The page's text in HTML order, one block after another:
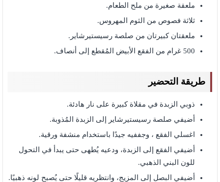
ملعقة صغيرة من ملح الطعام.
ثلاثة فصوص من الثوم المهروس.
ملعقتان كبيرتان من صلصة رسيستيرشاير.
500 غرام من الفقع الأبيض المُقطع إلى أنصاف.
طريقة التحضير
ذوبي الزبدة في مقلاة كبيرة على نار هادئة.
أضيفي صلصة رسيستيرشاير إلى الزبدة المُذوبة.
اغسلي الفقع ، وجففيه جيدًا باستخدام منشفة ورقية.
أضيفي الفقع إلى الزبدة، ودعيه يُطهى حتى يبدأ في التحول
للون البني الذهبي.
أضيفي البصل إلى المزيج، وانتظريه قليلًا حتى يُصبح لونه ذهبيًا.